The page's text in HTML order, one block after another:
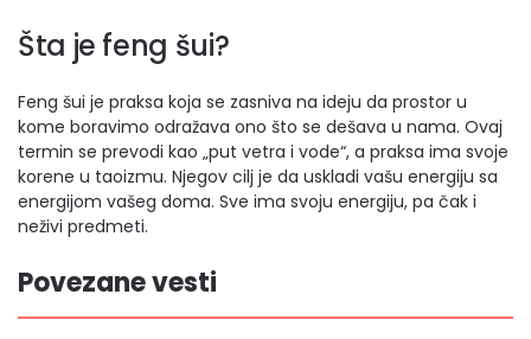
Šta je feng šui?
Feng šui je praksa koja se zasniva na ideju da prostor u
kome boravimo odražava ono što se dešava u nama. Ovaj
termin se prevodi kao „put vetra i vode“, a praksa ima svoje
korene u taoizmu. Njegov cilj je da uskladi vašu energiju sa
energijom vašeg doma. Sve ima svoju energiju, pa čak i
neživi predmeti.
Povezane vesti